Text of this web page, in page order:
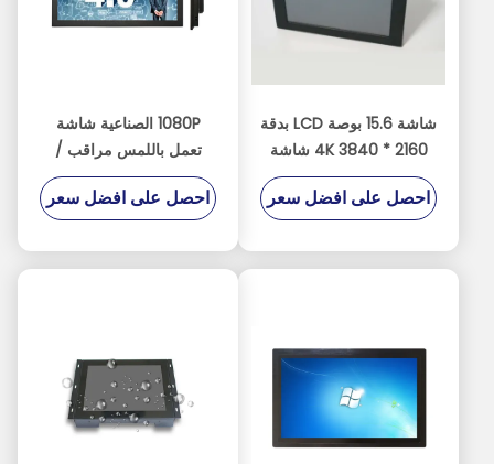
شاشة 15.6 بوصة LCD بدقة
4K 3840 * 2160 شاشة
تعمل باللمس 1000 شمعة
في المتر المربع
احصل على افضل سعر
1080P الصناعية شاشة
تعمل باللمس مراقب /
شاشة تعمل باللمس عرض
مراقب دعم التوت PI
احصل على افضل سعر